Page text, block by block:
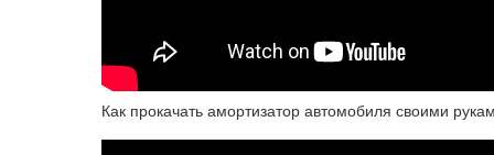
Как прокачать амортизатор автомобиля своими